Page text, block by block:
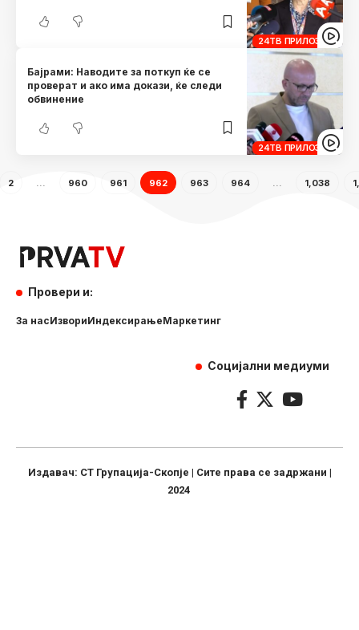
24ТВ ПРИЛОЗИ
24ТВ ПРИЛОЗИ
Бајрами: Наводите за поткуп ќе се
проверат и ако има докази, ќе следи
обвинение
2 960 961 962 963 964 1,038
Провери и:
За насИзвориИндексирањеМаркетинг
Социјални медиуми
Издавач: СТ Групација-Скопје | Сите права се задржани |
2024